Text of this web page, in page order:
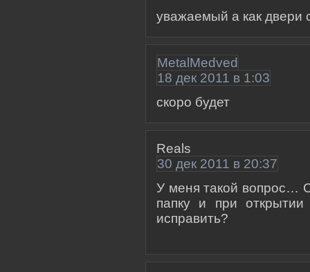
уважаемый а как двери
MetalMedved
18 дек 2011 в 1:03
скоро будет
Reals
30 дек 2011 в 20:37
У меня такой вопрос…
папку и при
исправить?